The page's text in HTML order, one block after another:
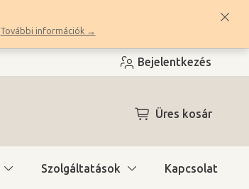
További információk →
Bejelentkezés
KOSÁR
Üres kosár
Szolgáltatások Kapcsolat